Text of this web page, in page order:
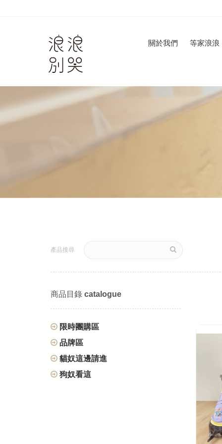
關於我們 等家浪浪
產品搜尋
商品目錄 catalogue
限時團購區
品牌區
貓奴這邊請進
狗奴看這